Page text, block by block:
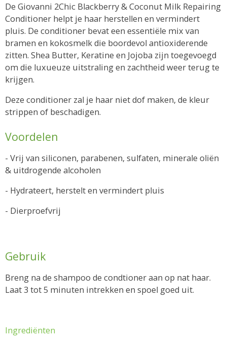
De Giovanni 2Chic Blackberry & Coconut Milk Repairing
Conditioner helpt je haar herstellen en vermindert
pluis. De conditioner bevat een essentiële mix van
bramen en kokosmelk die boordevol antioxiderende
zitten. Shea Butter, Keratine en Jojoba zijn toegevoegd
om die luxueuze uitstraling en zachtheid weer terug te
krijgen.
Deze conditioner zal je haar niet dof maken, de kleur
strippen of beschadigen.
Voordelen
- Vrij van siliconen, parabenen, sulfaten, minerale oliën
& uitdrogende alcoholen
- Hydrateert, herstelt en vermindert pluis
- Dierproefvrij
Gebruik
Breng na de shampoo de condtioner aan op nat haar.
Laat 3 tot 5 minuten intrekken en spoel goed uit.
Ingrediënten